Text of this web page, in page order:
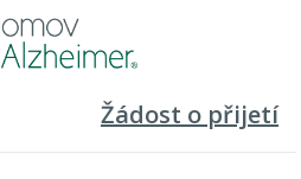
Žádost o přijetí